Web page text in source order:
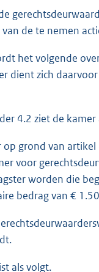
de te nemen
het volgende
dient zich
4.2 ziet de
grond van
voor
worden die
bedrag van €
als volgt.